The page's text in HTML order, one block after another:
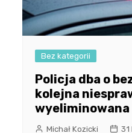
Bez kategorii
Policja dba o
kolejna
wyeliminowana
Michał Kozicki 31